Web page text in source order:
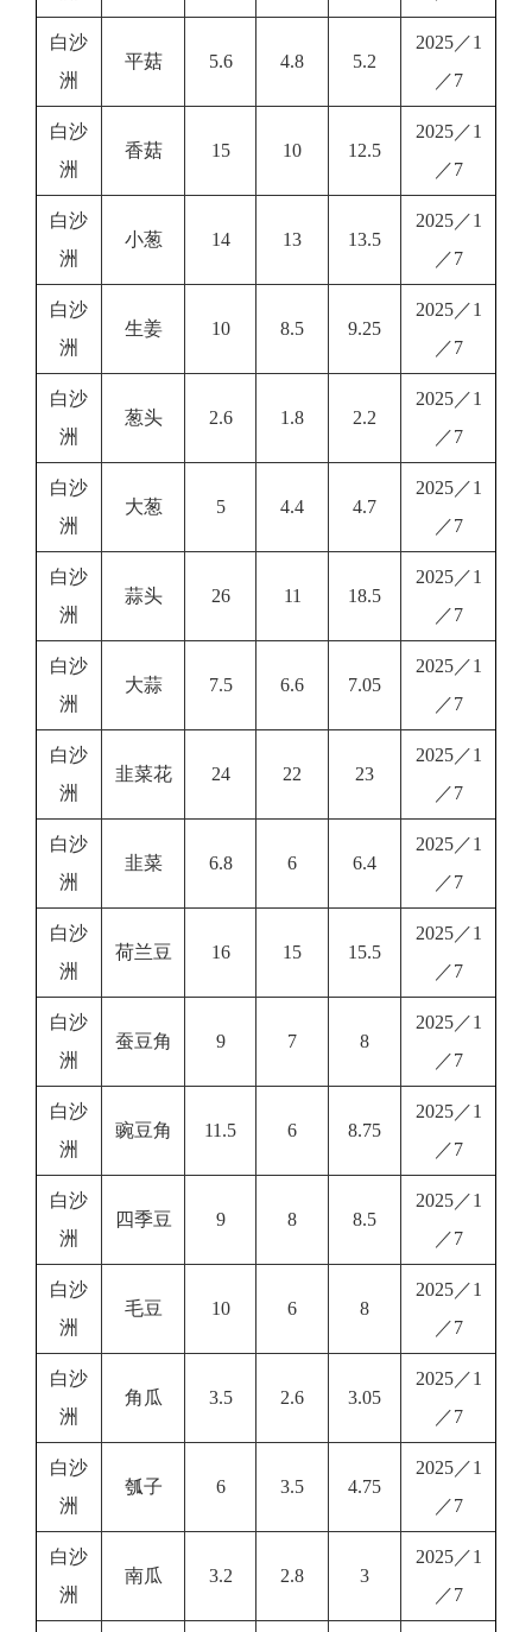
白沙
洲
平菇 5.6 4.8 5.2
2025／1
／7
白沙
洲
香菇 15 10 12.5
2025／1
／7
白沙
洲
小葱 14 13 13.5
2025／1
／7
白沙
洲
生姜 10 8.5 9.25
2025／1
／7
白沙
洲
葱头 2.6 1.8 2.2
2025／1
／7
白沙
洲
大葱 5 4.4 4.7
2025／1
／7
白沙
洲
蒜头 26 11 18.5
2025／1
／7
白沙
洲
大蒜 7.5 6.6 7.05
2025／1
／7
白沙
洲
韭菜花 24 22 23
2025／1
／7
白沙
洲
韭菜 6.8 6 6.4
2025／1
／7
白沙
洲
荷兰豆 16 15 15.5
2025／1
／7
白沙
洲
蚕豆角 9 7 8
2025／1
／7
白沙
洲
豌豆角 11.5 6 8.75
2025／1
／7
白沙
洲
四季豆 9 8 8.5
2025／1
／7
白沙
洲
毛豆 10 6 8
2025／1
／7
白沙
洲
角瓜 3.5 2.6 3.05
2025／1
／7
白沙
洲
瓠子 6 3.5 4.75
2025／1
／7
白沙
洲
南瓜 3.2 2.8 3
2025／1
／7